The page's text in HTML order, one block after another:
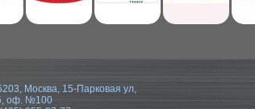
Москва, 15-Парковая ул,
оф. №100